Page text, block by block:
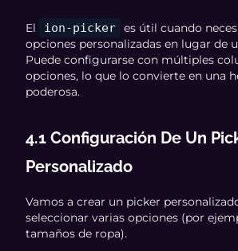
El ion-picker es útil cuando
opciones personalizadas en lugar de
Puede configurarse con múltiples
opciones, lo que lo convierte en una
poderosa.
4.1 Configuración De Un
Personalizado
Vamos a crear un picker
seleccionar varias opciones (por
tamaños de ropa).